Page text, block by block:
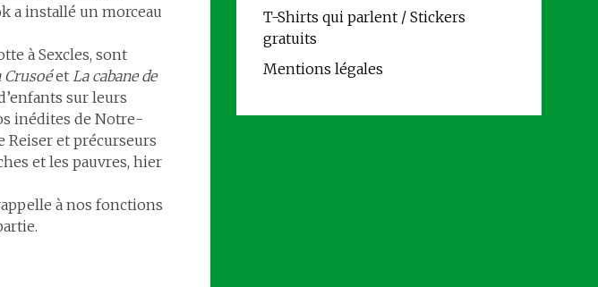
a installé un morceau
à Sexcles, sont
Crusoéet La cabane de
sur leurs
inédites de Notre-
Reiser et précurseurs
et les pauvres, hier
à nos fonctions
T-Shirts qui parlent / Stickers
gratuits
Mentions légales